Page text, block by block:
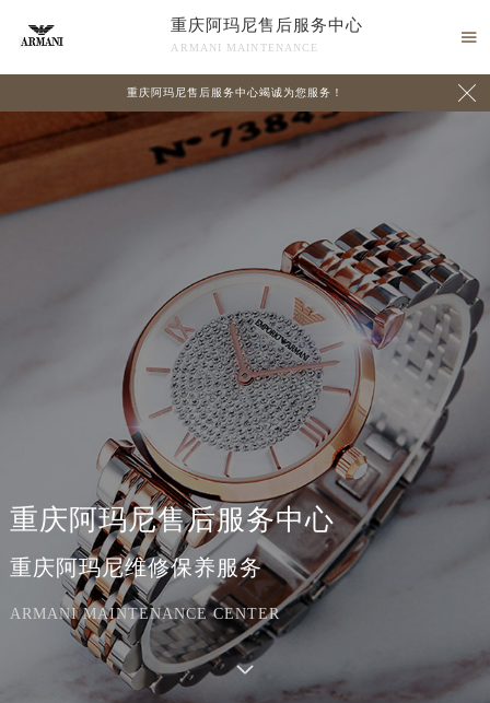
重庆阿玛尼售后服务中心
ARMANI MAINTENANCE

重庆阿玛尼售后服务中心竭诚为您服务！ 
重庆阿玛尼售后服务中心
重庆阿玛尼维修保养服务
ARMANI MAINTENANCE CENTER
2026年8月阿玛尼重庆市售后服务网络优化升级公告